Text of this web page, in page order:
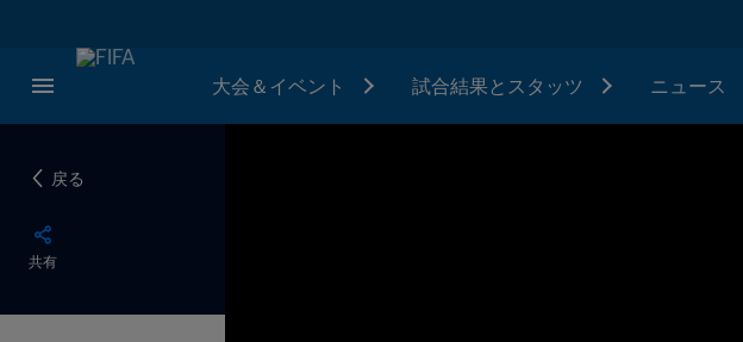
大会＆イベント 試合結果とスタッツ ニュース
戻る
共有